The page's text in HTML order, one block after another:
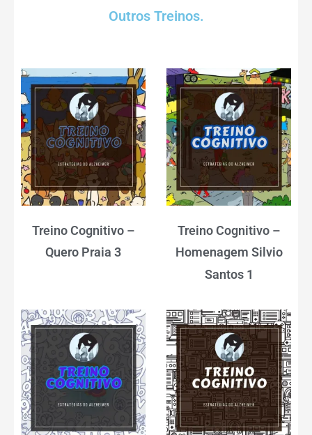
Outros Treinos.
Treino Cognitivo –
Quero Praia 3
Treino Cognitivo –
Homenagem Silvio
Santos 1